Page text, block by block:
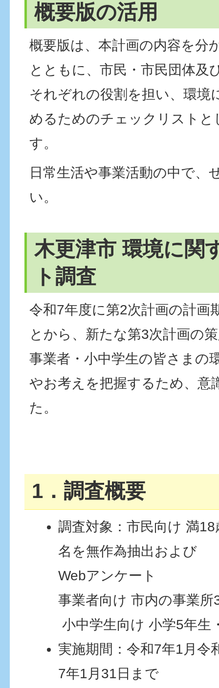
概要版の活用
概要版は、本計画の内容を分
とともに、市民・市民団体及
それぞれの役割を担い、環境
めるためのチェックリストと
す。
日常生活や事業活動の中で、
い。
木更津市 環境に関
ト調査
令和7年度に第2次計画の計画
とから、新たな第3次計画の
事業者・小中学生の皆さまの
やお考えを把握するため、意
た。
1．調査概要
調査対象：市民向け 満
名を無作為抽出および
Webアンケート
事業者向け 市内の事業
小中学生向け 小学5年生
実施期間：令和7年1月令
7年1月31日まで